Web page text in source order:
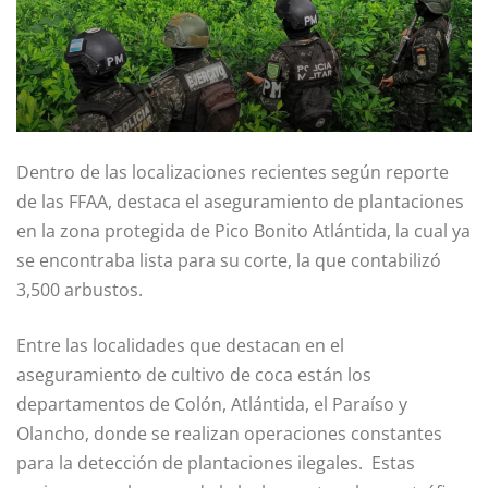
Dentro de las localizaciones recientes según reporte
de las FFAA, destaca el aseguramiento de plantaciones
en la zona protegida de Pico Bonito Atlántida, la cual ya
se encontraba lista para su corte, la que contabilizó
3,500 arbustos.
Entre las localidades que destacan en el
aseguramiento de cultivo de coca están los
departamentos de Colón, Atlántida, el Paraíso y
Olancho, donde se realizan operaciones constantes
para la detección de plantaciones ilegales. Estas